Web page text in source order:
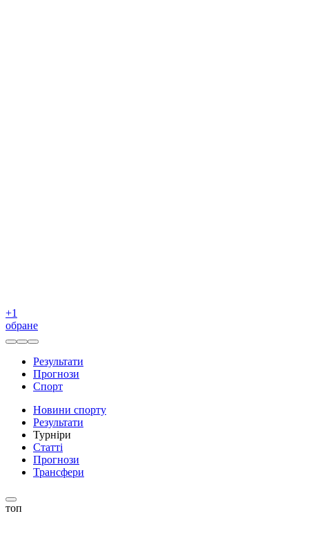
+1
обране
Результати
Прогнози
Спорт
Новини спорту
Результати
Турніри
Статті
Прогнози
Трансфери
топ